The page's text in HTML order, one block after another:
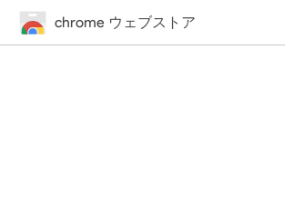
chrome ウェブストア